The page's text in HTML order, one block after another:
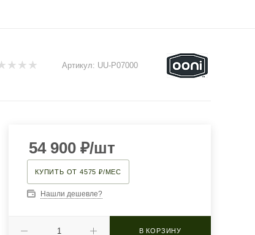
Артикул: UU-P07000
54 900 ₽/шт
КУПИТЬ ОТ 4575 ₽/МЕС
Нашли дешевле?
В КОРЗИНУ